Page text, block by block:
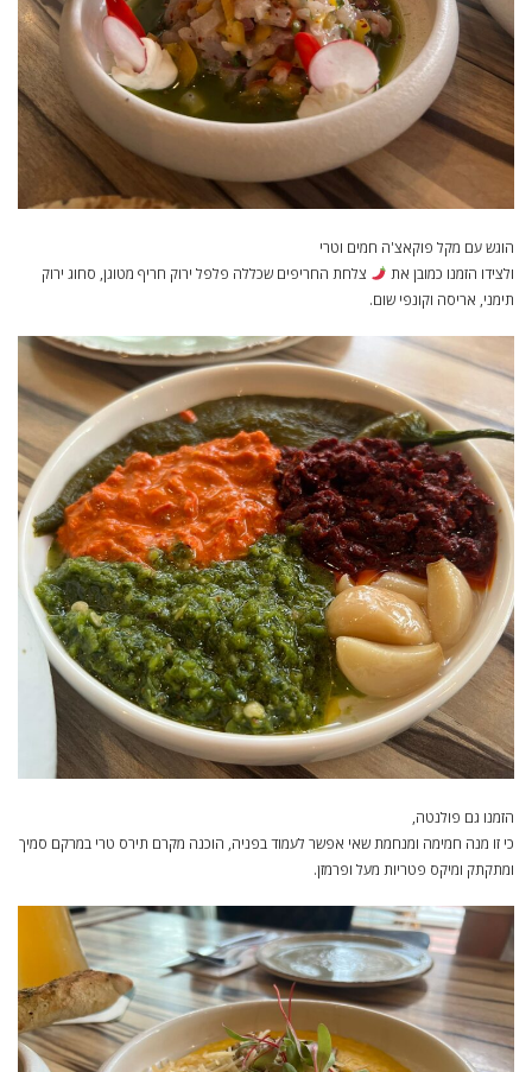
הוגש עם מקל פוקאצ'ה חמים וטרי
ולצידו הזמנו כמובן את
צלחת החריפים שכללה פלפל ירוק חריף מטוגן, סחוג ירוק
תימני, אריסה וקונפי שום.
הזמנו גם פולנטה,
כי זו מנה חמימה ומנחמת שאי אפשר לעמוד בפניה, הוכנה מקרם תירס טרי במרקם סמיך
ומתקתק ומיקס פטריות מעל ופרמזן.